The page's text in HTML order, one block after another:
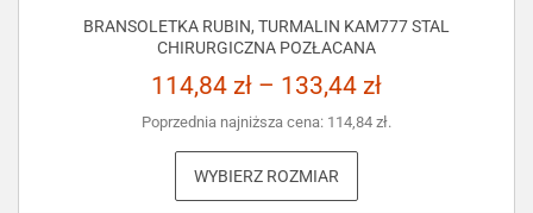
BRANSOLETKA RUBIN, TURMALIN KAM777 STAL
CHIRURGICZNA POZŁACANA
114,84 zł – 133,44 zł
Poprzednia najniższa cena: 114,84 zł.
WYBIERZ ROZMIAR